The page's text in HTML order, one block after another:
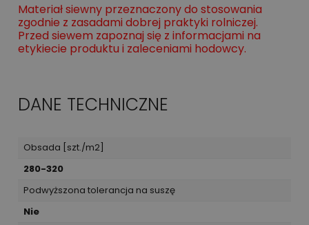
Materiał siewny przeznaczony do stosowania
zgodnie z zasadami dobrej praktyki rolniczej.
Przed siewem zapoznaj się z informacjami na
etykiecie produktu i zaleceniami hodowcy.
DANE TECHNICZNE
Obsada [szt./m2]
280-320
Podwyższona tolerancja na suszę
Nie